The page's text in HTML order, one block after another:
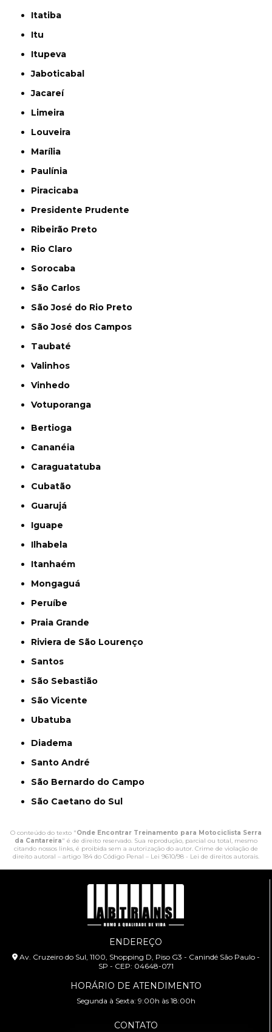
Itatiba
Itu
Itupeva
Jaboticabal
Jacareí
Limeira
Louveira
Marília
Paulínia
Piracicaba
Presidente Prudente
Ribeirão Preto
Rio Claro
Sorocaba
São Carlos
São José do Rio Preto
São José dos Campos
Taubaté
Valinhos
Vinhedo
Votuporanga
Bertioga
Cananéia
Caraguatatuba
Cubatão
Guarujá
Iguape
Ilhabela
Itanhaém
Mongaguá
Peruíbe
Praia Grande
Riviera de São Lourenço
Santos
São Sebastião
São Vicente
Ubatuba
Diadema
Santo André
São Bernardo do Campo
São Caetano do Sul
O conteúdo do texto "Onde Encontrar Treinamento para Motociclista Serra
da Cantareira" é de direito reservado. Sua reprodução, parcial ou total, mesmo
citando nossos links, é proibida sem a autorização do autor. Crime de violação de
direito autoral – artigo 184 do Código Penal – Lei 9610/98 - Lei de direitos autorais.
ENDEREÇO
Av. Cruzeiro do Sul, 1100, Shopping D, Piso G3 - Canindé São Paulo -
SP - CEP: 04648-071
HORÁRIO DE ATENDIMENTO
Segunda à Sexta: 9:00h às 18:00h
CONTATO